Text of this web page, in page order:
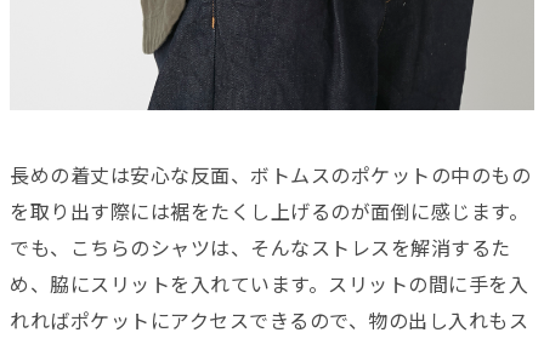
長めの着丈は安心な反面、ボトムスのポケットの中のもの
を取り出す際には裾をたくし上げるのが面倒に感じます。
でも、こちらのシャツは、そんなストレスを解消するた
め、脇にスリットを入れています。スリットの間に手を入
れればポケットにアクセスできるので、物の出し入れもス